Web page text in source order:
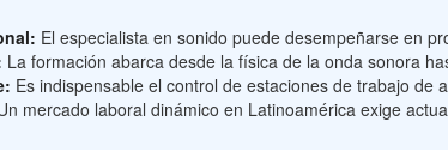
El especialista en sonido puede desempeñarse en
La formación abarca desde la física de la onda sonora
Es indispensable el control de estaciones de trabajo de
mercado laboral dinámico en Latinoamérica exige